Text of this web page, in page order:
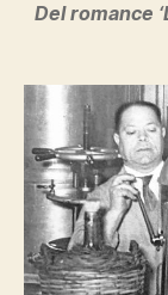
Del romance